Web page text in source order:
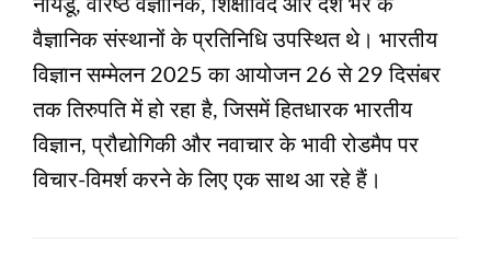
नायडू, वरिष्ठ वैज्ञानिक, शिक्षाविद और देश भर के
वैज्ञानिक संस्थानों के प्रतिनिधि उपस्थित थे। भारतीय
विज्ञान सम्मेलन 2025 का आयोजन 26 से 29 दिसंबर
तक तिरुपति में हो रहा है, जिसमें हितधारक भारतीय
विज्ञान, प्रौद्योगिकी और नवाचार के भावी रोडमैप पर
विचार-विमर्श करने के लिए एक साथ आ रहे हैं।